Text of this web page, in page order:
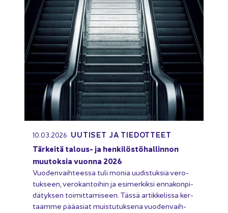
10.03.2026 UU­TI­SET JA TIE­DOT­TEET
Tär­kei­tä talous-​ ja hen­ki­lös­tö­hal­lin­non
muu­tok­sia vuon­na 2026
Vuo­den­vaih­tees­sa tuli monia uu­dis­tuk­sia ve­ro­
tuk­seen, ve­ro­kan­toi­hin ja esi­mer­kik­si en­na­kon­pi­
dä­tyk­sen toi­mit­ta­mi­seen. Tässä ar­tik­ke­lis­sa ker­
taam­me pää­asiat muis­tu­tuk­se­na vuo­den­vaih­